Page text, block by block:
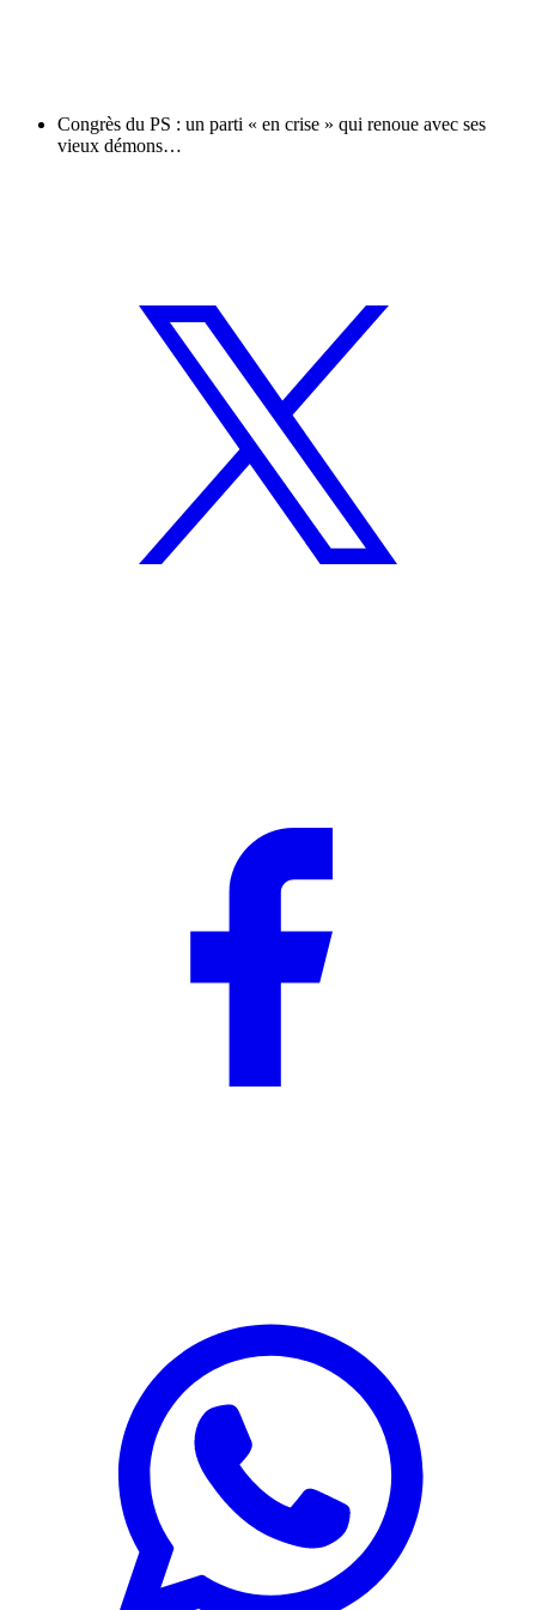
Congrès du PS : un parti « en crise » qui renoue avec ses
vieux démons…